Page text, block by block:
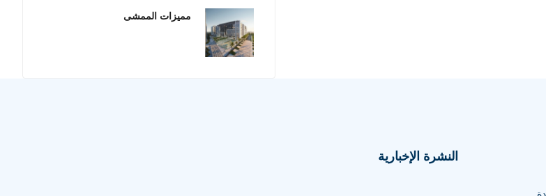
مميزات الممشى
النشرة الإخبارية